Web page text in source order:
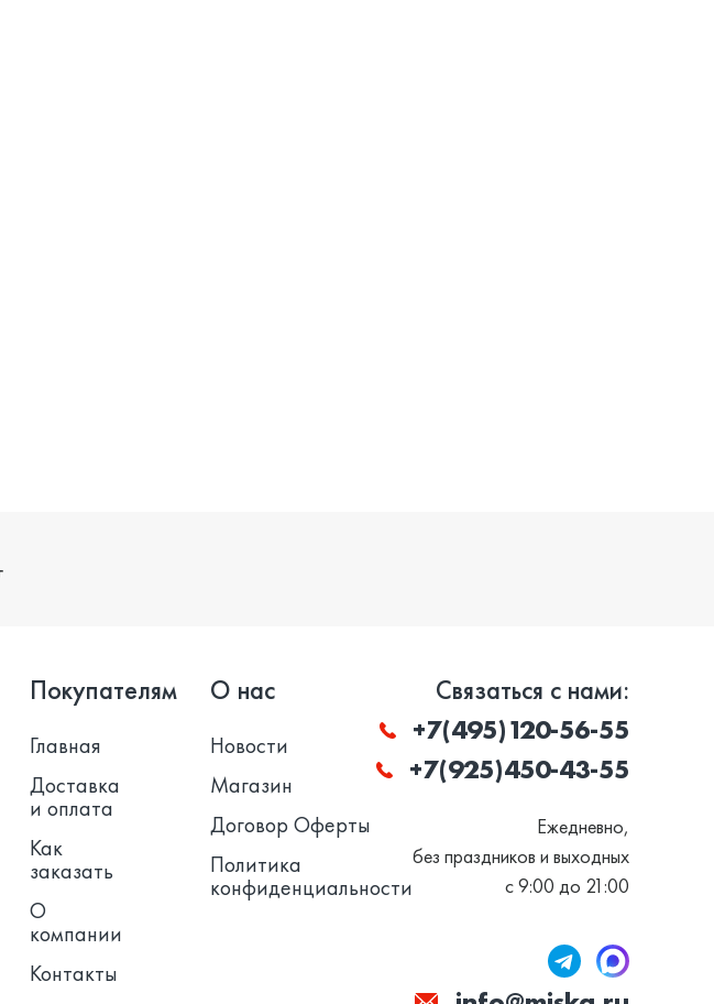
Покупателям
Главная
Доставка
и оплата
Как
заказать
О
компании
Контакты
О нас
Новости
Магазин
Договор Оферты
Политика
конфиденциальности
Связаться с нами:
+7(495)120-56-55
+7(925)450-43-55
Ежедневно,
без праздников и выходных
с 9:00 до 21:00